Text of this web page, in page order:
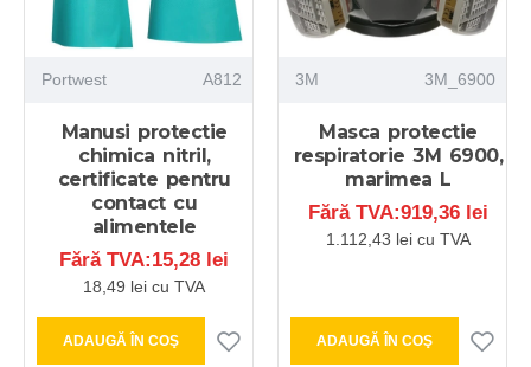
Portwest A812
Manusi protectie
chimica nitril,
certificate pentru
contact cu
alimentele
Fără TVA:15,28 lei
18,49 lei cu TVA
ADAUGĂ ÎN COŞ
3M 3M_6900
Masca protectie
respiratorie 3M 6900,
marimea L
Fără TVA:919,36 lei
1.112,43 lei cu TVA
ADAUGĂ ÎN COŞ